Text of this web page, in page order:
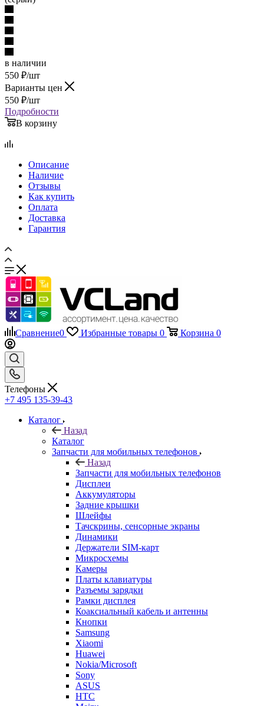
в наличии
Варианты цен
550
Подробности
В корзину
Описание
Наличие
Оплата
Доставка
Гарантия
Сравнение 0 Избранные товары
Телефоны
+7 495 135-39-43
Каталог
Запчасти для мобильных телефонов
Запчасти для мобильных телефонов
Дисплеи
Аккумуляторы
Задние крышки
Шлейфы
Тачскрины, сенсорные экраны
Динамики
Держатели SIM-карт
Микросхемы
Камеры
Платы клавиатуры
Разъемы зарядки
Рамки дисплея
Коаксиальный кабель и антенны
Кнопки
Samsung
Xiaomi
Huawei
Nokia/Microsoft
Sony
ASUS
HTC
Meizu
FLY
LG
Lenovo